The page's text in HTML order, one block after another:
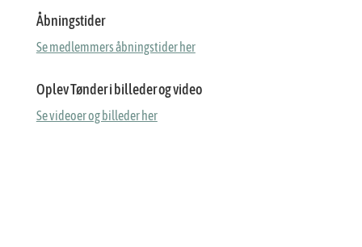
Åbningstider
Se medlemmers åbningstider her
Oplev Tønder i billeder og video
Se videoer og billeder her